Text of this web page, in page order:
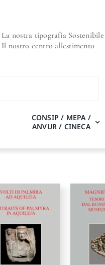
La nostra tipografia Sostenibile
Il nostro centro allestimento
CONSIP / MEPA /
ANVUR / CINECA